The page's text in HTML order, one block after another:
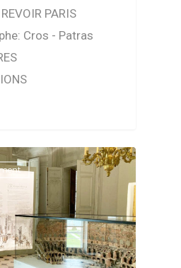
PARIS
Cros - Patras